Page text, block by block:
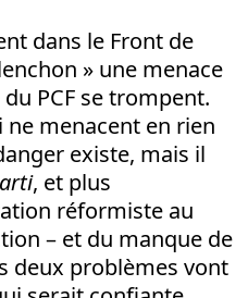
dans le Front de
» une menace
PCF se trompent.
menacent en rien
existe, mais il
, et plus
réformiste au
– et du manque de
deux problèmes vont